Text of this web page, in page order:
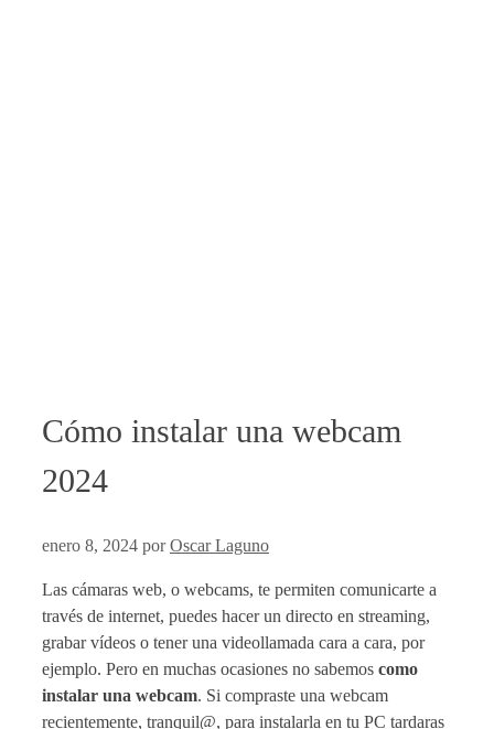
Cómo instalar una webcam
2024
enero 8, 2024 porOscar Laguno
Las cámaras web, o webcams, te permiten comunicarte a
través de internet, puedes hacer un directo en streaming,
grabar vídeos o tener una videollamada cara a cara, por
ejemplo. Pero en muchas ocasiones no sabemos como
instalar una webcam. Si compraste una webcam
recientemente, tranquil@, para instalarla en tu PC tardaras